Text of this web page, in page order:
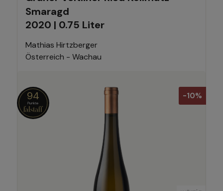
Smaragd
2020 | 0.75 Liter
Mathias Hirtzberger
Österreich - Wachau
-10%
94